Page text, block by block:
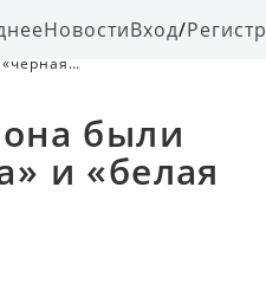
НовостиВход/
были
и «белая